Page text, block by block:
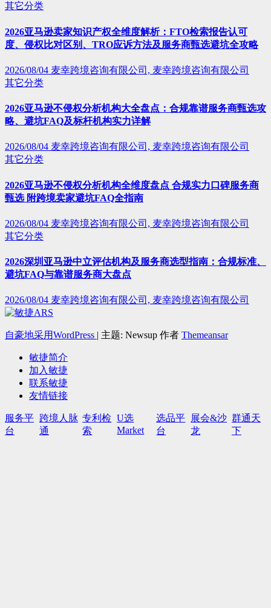
其它分类
2026亚马逊卖家知识产权全维度解析：FTO检索报告认可
度、侵权比对区别、TRO应诉方法及服务商甄选避坑全攻略
2026/08/04 麦幸跨境咨询有限公司, 麦幸跨境咨询有限公司
其它分类
2026亚马逊不侵权分析机构大全盘点：合规靠谱服务商甄选攻
略、避坑FAQ及标杆机构实力详解
2026/08/04 麦幸跨境咨询有限公司, 麦幸跨境咨询有限公司
其它分类
2026亚马逊不侵权分析机构全维度盘点 合规实力口碑服务商
甄选 附跨境卖家避坑FAQ全指南
2026/08/04 麦幸跨境咨询有限公司, 麦幸跨境咨询有限公司
其它分类
2026深圳亚马逊中立评估机构及服务商选型指南：合规标准、
避坑FAQ与靠谱服务商大盘点
2026/08/04 麦幸跨境咨询有限公司, 麦幸跨境咨询有限公司
自豪地采用WordPress | 主题: Newsup 作者 Themeansar
敏捷简介
加入敏捷
联系敏捷
友情链接
服务平
台
跨境人脉
通
专利检
索
U选
Market
选品平
台
展会&沙
龙
群通天
下